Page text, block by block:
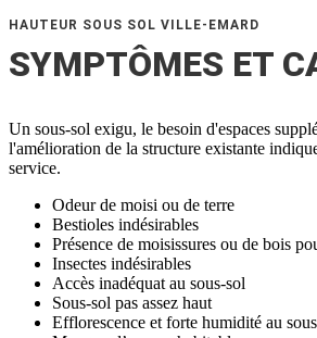
HAUTEUR SOUS SOL VILLE-EMARD
SYMPTÔMES ET
Un sous-sol exigu, le besoin d'espaces
l'amélioration de la structure existante
service.
Odeur de moisi ou de terre
Bestioles indésirables
Présence de moisissures ou de bois
Insectes indésirables
Accès inadéquat au sous-sol
Sous-sol pas assez haut
Efflorescence et forte humidité au